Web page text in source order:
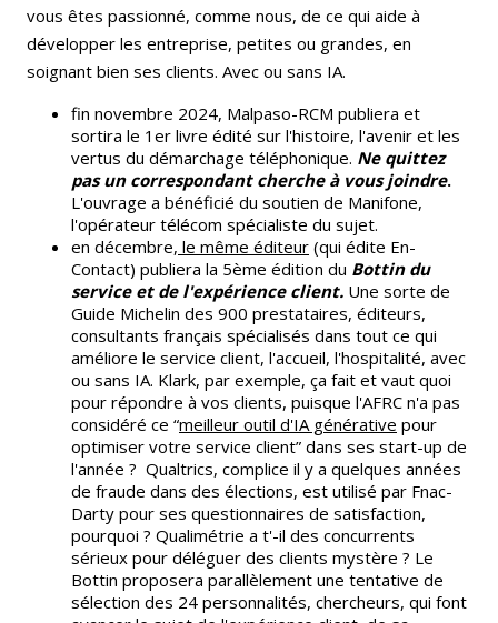
vous êtes passionné, comme nous, de ce qui aide à
développer les entreprise, petites ou grandes, en
soignant bien ses clients. Avec ou sans IA.
fin novembre 2024, Malpaso-RCM publiera et
sortira le 1er livre édité sur l'histoire, l'avenir et les
vertus du démarchage téléphonique. Ne quittez
pas un correspondant cherche à vous joindre.
L'ouvrage a bénéficié du soutien de Manifone,
l'opérateur télécom spécialiste du sujet.
en décembre, le même éditeur (qui édite En-
Contact) publiera la 5ème édition du Bottin du
service et de l'expérience client. Une sorte de
Guide Michelin des 900 prestataires, éditeurs,
consultants français spécialisés dans tout ce qui
améliore le service client, l'accueil, l'hospitalité, avec
ou sans IA. Klark, par exemple, ça fait et vaut quoi
pour répondre à vos clients, puisque l'AFRC n'a pas
considéré ce “meilleur outil d'IA générative pour
optimiser votre service client” dans ses start-up de
l'année ? Qualtrics, complice il y a quelques années
de fraude dans des élections, est utilisé par Fnac-
Darty pour ses questionnaires de satisfaction,
pourquoi ? Qualimétrie a t'-il des concurrents
sérieux pour déléguer des clients mystère ? Le
Bottin proposera parallèlement une tentative de
sélection des 24 personnalités, chercheurs, qui font